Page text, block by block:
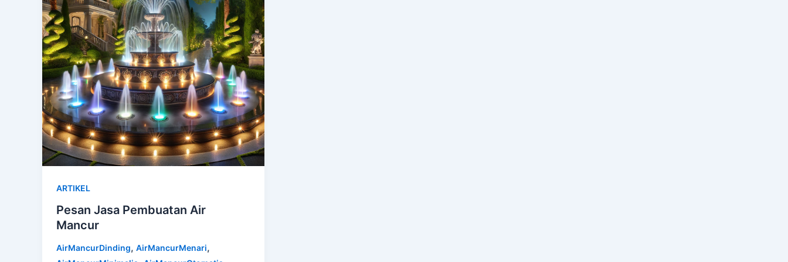
ARTIKEL
Pesan Jasa Pembuatan Air
Mancur
AirMancurDinding, AirMancurMenari,